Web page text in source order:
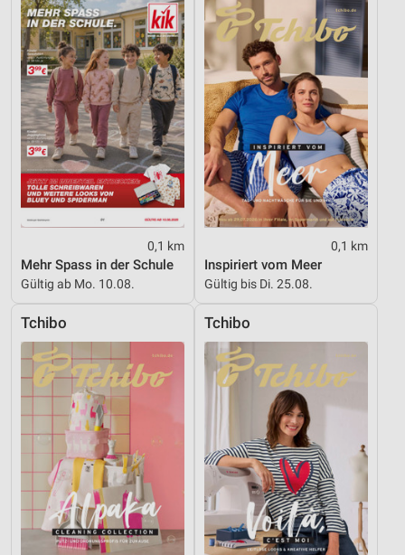
0,1 km
Mehr Spass in der Schule
Gültig ab Mo. 10.08.
0,1 km
Inspiriert vom Meer
Gültig bis Di. 25.08.
Tchibo Tchibo
Nicht-IAB-Verarbeitungszwecke:
Notwendig
Performance
Funktional
Werbung